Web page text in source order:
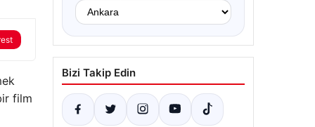
film
Bizi Takip Edin